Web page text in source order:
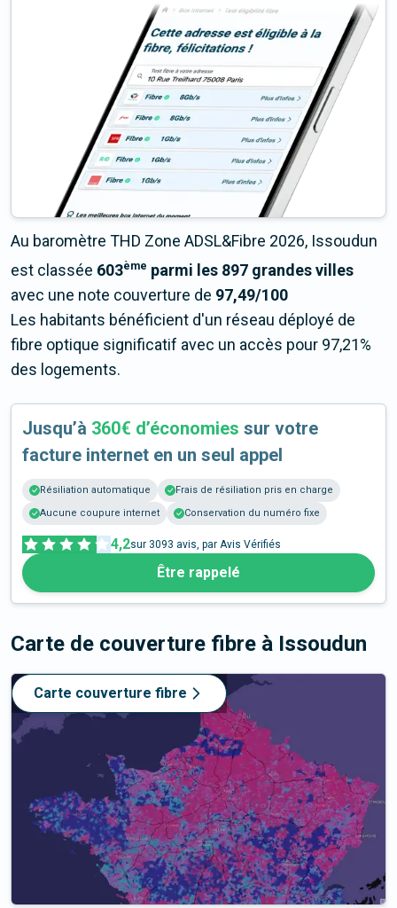
Au baromètre THD Zone ADSL&Fibre 2026, Issoudun
est classée 603ème parmi les 897 grandes villes
avec une note couverture de 97,49/100
Les habitants bénéficient d'un réseau déployé de
fibre optique significatif avec un accès pour 97,21%
des logements.
Jusqu’à 360€ d’économies sur votre
facture internet en un seul appel
Résiliation automatique
Frais de résiliation pris en charge
Aucune coupure internet
Conservation du numéro fixe
4,2sur 3093 avis, par Avis Vérifiés
Être rappelé
Carte de couverture fibre à Issoudun
Carte couverture fibre